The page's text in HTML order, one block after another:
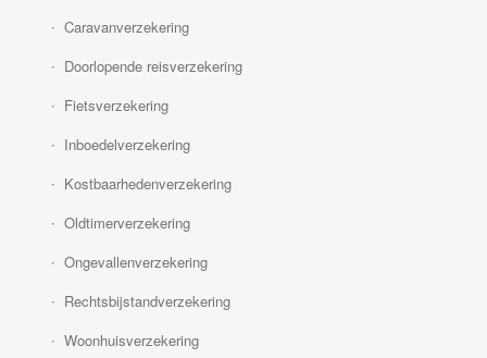
Caravanverzekering
Doorlopende reisverzekering
Fietsverzekering
Inboedelverzekering
Kostbaarhedenverzekering
Oldtimerverzekering
Ongevallenverzekering
Rechtsbijstandverzekering
Woonhuisverzekering